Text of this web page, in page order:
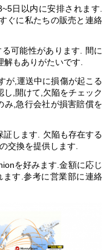
日以内に安排されます.
ぐに私たちの販売と連絡
可能性があります. 間に
もありがたいです.
が,運送中に損傷が起こる
,開けて,欠陥をチェック
み,急行会社が損害賠償を
します. 欠陥も存在する
交換を提供します.
を好みます.金額に応じ
す.参考に営業部に連絡